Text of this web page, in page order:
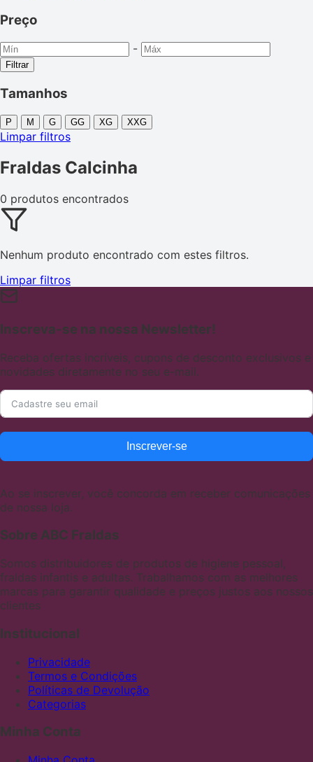
Preço
-
Filtrar
Tamanhos
P M G GG XG XXG
Limpar filtros
Fraldas Calcinha
0 produtos encontrados
Nenhum produto encontrado com estes filtros.
Limpar filtros
Inscreva-se na nossa Newsletter!
Receba ofertas incríveis, cupons de desconto exclusivos e
novidades diretamente no seu e-mail.
Inscrever-se
Ao se inscrever, você concorda em receber comunicações
de nossa loja.
Sobre ABC Fraldas
Somos distribuidores de produtos de higiene pessoal,
fraldas infantis e adultas. Trabalhamos com as melhores
marcas para garantir qualidade e preços justos aos nossos
clientes
Institucional
Privacidade
Termos e Condições
Políticas de Devolução
Categorias
Minha Conta